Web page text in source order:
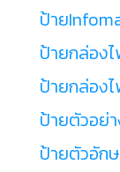
ป้าย
ป้ายกล่อง
ป้ายกล่อง
ป้ายตัวอย่
ป้ายตัวอัก